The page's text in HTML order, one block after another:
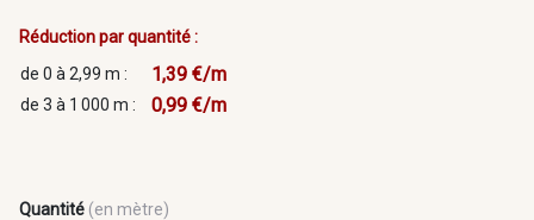
Réduction par quantité :
de 0 à 2,99 m :
1,39 €/m
de 3 à 1 000 m : 0,99 €/m
Quantité (en mètre)